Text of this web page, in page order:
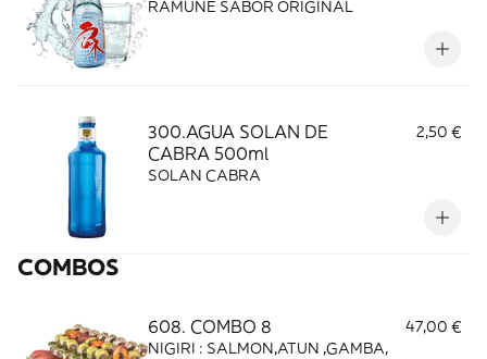
RAMUNE SABOR ORIGINAL
300.AGUA SOLAN DE
CABRA 500ml
2,50 €
SOLAN CABRA
COMBOS
608. COMBO 8
47,00 €
NIGIRI : SALMON,ATUN ,GAMBA,